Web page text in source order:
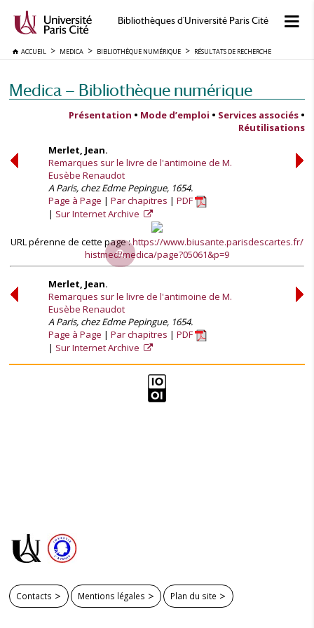
Bibliothèques d'Université Paris Cité
ACCUEIL MEDICA BIBLIOTHÈQUE NUMÉRIQUE RÉSULTATS DE RECHERCHE
Medica — Bibliothèque numérique
Présentation • Mode d’emploi • Services associés •
Réutilisations
Merlet, Jean.
Remarques sur le livre de l'antimoine de M.
Eusèbe Renaudot
A Paris, chez Edme Pepingue, 1654.
Page à Page
Par chapitres
PDF
Sur Internet Archive
URL pérenne de cette page :https://www.biusante.parisdescartes.fr/
histmed/medica/page?05061&p=9
Merlet, Jean.
Remarques sur le livre de l'antimoine de M.
Eusèbe Renaudot
A Paris, chez Edme Pepingue, 1654.
Page à Page
Par chapitres
PDF
Sur Internet Archive
Contacts Mentions légales Plan du site